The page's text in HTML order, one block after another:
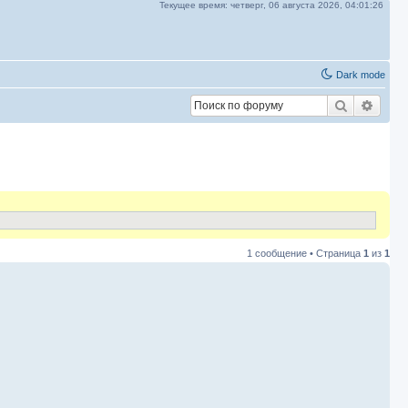
Текущее время: четверг, 06 августа 2026, 04:01:26
Dark mode
Поиск
1 сообщение • Страница 1 из 1